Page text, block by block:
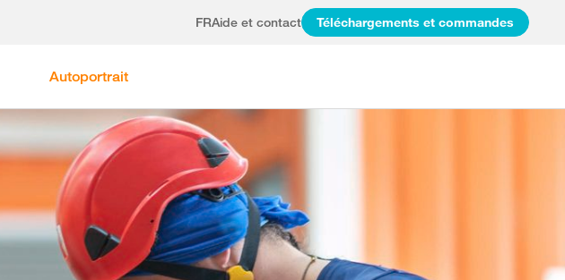
FRAide et contact Téléchargements et commandes
Autoportrait